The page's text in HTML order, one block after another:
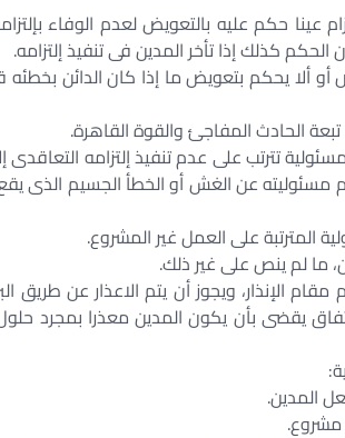
عينا حكم عليه بالتعويض لعدم الوفاء
كذلك إذا تأخر المدين فى تنفيذ إلتزامه.
ألا يحكم بتعويض ما إذا كان الدائن
تترتب على عدم تنفيذ إلتزامه
مسئوليته عن الغش أو الخطأ الجسيم
ما لم ينص على غير ذلك.
الإنذار، ويجوز أن يتم الاعذار عن طريق
يقضى بأن يكون المدين معذرا بمجرد
المدين.
مشروع.